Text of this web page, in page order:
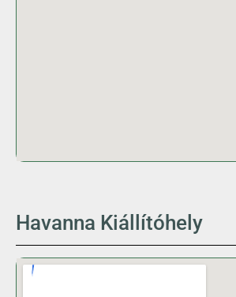
Havanna Kiállítóhely